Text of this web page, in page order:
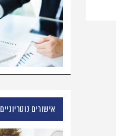
אישורים נוטריוניים